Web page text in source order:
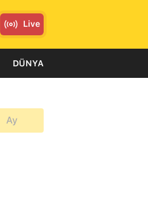
Live
DÜNYA
Ay